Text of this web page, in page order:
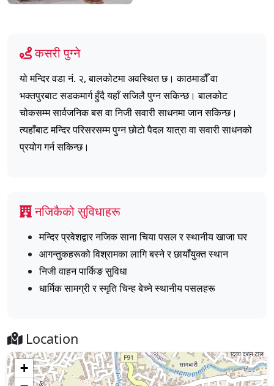
कसरी पुग्ने
यो मन्दिर वडा नं. २, बालकोटमा अवस्थित छ। काठमाडौँ वा
भक्तपुरबाट सडकमार्ग हुँदै यहाँ सजिलै पुग्न सकिन्छ। बालकोट
चोकसम्म सार्वजनिक बस वा निजी सवारी साधनमा जान सकिन्छ।
त्यहाँबाट मन्दिर परिसरसम्म पुग्न छोटो पैदल यात्रा वा सवारी साधनको
प्रयोग गर्न सकिन्छ।
नजिकैको सुविधाहरू
मन्दिर प्रवेशद्वार नजिक साना चिया पसल र स्थानीय खाजा घर
आगन्तुकहरूको विश्रामका लागि बस्ने र छायाँयुक्त स्थान
निजी वाहन पार्किङ सुविधा
धार्मिक सामग्री र स्मृति चिन्ह बेच्ने स्थानीय पसलहरू
Location
+